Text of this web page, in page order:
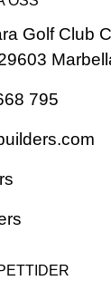
Golf Club
795